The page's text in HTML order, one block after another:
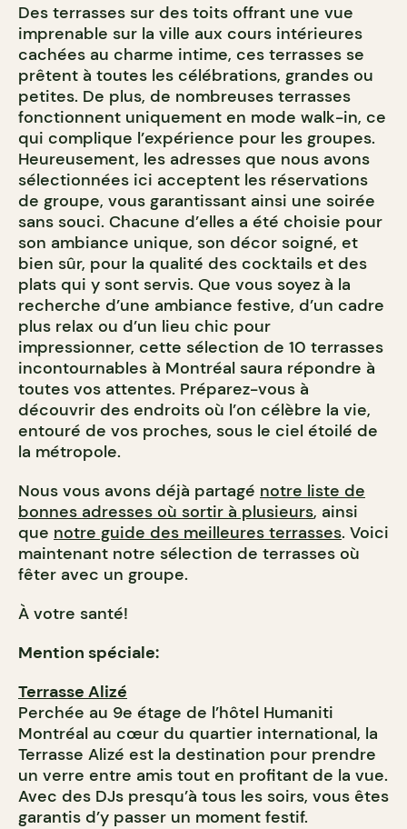
Des terrasses sur des toits offrant une vue
imprenable sur la ville aux cours intérieures
cachées au charme intime, ces terrasses se
prêtent à toutes les célébrations, grandes ou
petites. De plus, de nombreuses terrasses
fonctionnent uniquement en mode walk-in, ce
qui complique l’expérience pour les groupes.
Heureusement, les adresses que nous avons
sélectionnées ici acceptent les réservations
de groupe, vous garantissant ainsi une soirée
sans souci. Chacune d’elles a été choisie pour
son ambiance unique, son décor soigné, et
bien sûr, pour la qualité des cocktails et des
plats qui y sont servis. Que vous soyez à la
recherche d’une ambiance festive, d’un cadre
plus relax ou d’un lieu chic pour
impressionner, cette sélection de 10 terrasses
incontournables à Montréal saura répondre à
toutes vos attentes. Préparez-vous à
découvrir des endroits où l’on célèbre la vie,
entouré de vos proches, sous le ciel étoilé de
la métropole.
Nous vous avons déjà partagé notre liste de
bonnes adresses où sortir à plusieurs, ainsi
que notre guide des meilleures terrasses. Voici
maintenant notre sélection de terrasses où
fêter avec un groupe.
À votre santé!
Mention spéciale:
Terrasse Alizé
Perchée au 9e étage de l’hôtel Humaniti
Montréal au cœur du quartier international, la
Terrasse Alizé est la destination pour prendre
un verre entre amis tout en profitant de la vue.
Avec des DJs presqu’à tous les soirs, vous êtes
garantis d’y passer un moment festif.